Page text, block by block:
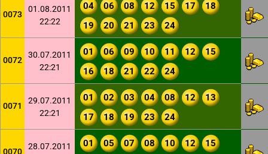
0073
01.08.2011
22:22
04 06 08 12 15 17
18
19
20 21 23 24
0072
30.07.2011
22:21
01 06 09 10 11 12
15
16
18 21 22 24
0071
29.07.2011
22:21
01 02 03 04 08 12
13
17
18 19 23 24
0070
28.07.2011
01 05 07 08 10 12
15